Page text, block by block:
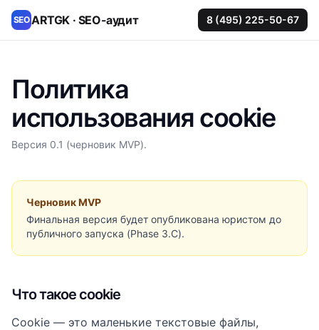
SEOARTGK · SEO-аудит 8 (495) 225-50-67
Политика
использования cookie
Версия 0.1 (черновик MVP).
Черновик MVP
Финальная версия будет опубликована юристом до
публичного запуска (Phase 3.C).
Что такое cookie
Cookie — это маленькие текстовые файлы,